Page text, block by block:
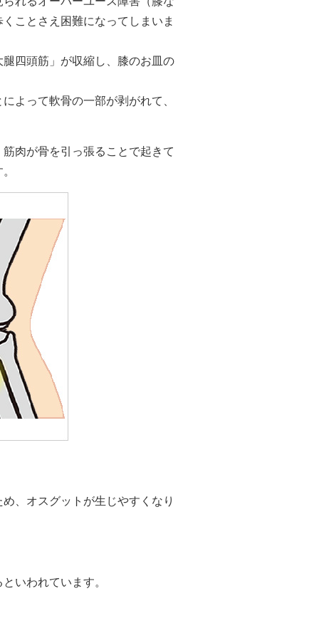
ことさえ困難になってしまいま
四頭筋」が収縮し、膝のお皿の
よって軟骨の一部が剥がれて、
肉が骨を引っ張ることで起きて
、オスグットが生じやすくなり
いわれています。